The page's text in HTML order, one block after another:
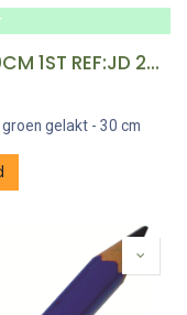
METSERSPOTLOOD ''PRO 201'' 30CM 1ST REF:JD 201530 COLOR LINE
gelakt - 30 cm